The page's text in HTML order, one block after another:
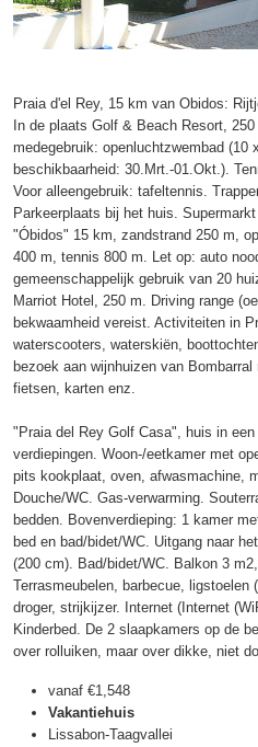
Praia d'el Rey, 15 km van Obidos:
In de plaats Golf & Beach Resort,
medegebruik: openluchtzwembad (10
beschikbaarheid: 30.Mrt.-01.Okt.).
Voor alleengebruik: tafeltennis.
Parkeerplaats bij het huis.
"Óbidos" 15 km, zandstrand 250 m,
400 m, tennis 800 m. Let op: auto
gemeenschappelijk gebruik van 20
Marriot Hotel, 250 m. Driving range
bekwaamheid vereist. Activiteiten in
waterscooters, waterskiën,
bezoek aan wijnhuizen van
fietsen, karten enz.
"Praia del Rey Golf Casa", huis in
verdiepingen. Woon-/eetkamer met
pits kookplaat, oven, afwasmachine,
Douche/WC. Gas-verwarming.
bedden. Bovenverdieping: 1 kamer
bed en bad/bidet/WC. Uitgang naar
(200 cm). Bad/bidet/WC. Balkon 3
Terrasmeubelen, barbecue,
droger, strijkijzer. Internet (Internet
Kinderbed. De 2 slaapkamers op de
over rolluiken, maar over dikke, niet
vanaf €1,548
Vakantiehuis
Lissabon-Taagvallei